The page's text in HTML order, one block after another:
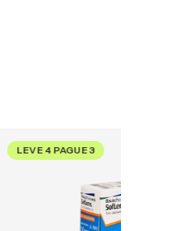
LEVE 4 PAGUE 3